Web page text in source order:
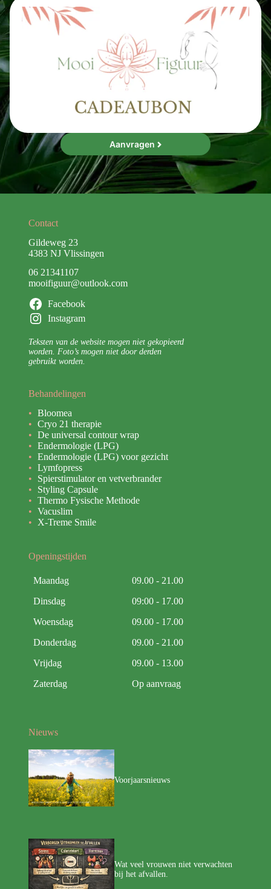
Aanvragen
Contact
Gildeweg 23
4383 NJ Vlissingen
06 21341107
mooifiguur@outlook.com
Facebook
Instagram
Teksten van de website mogen niet gekopieerd
worden. Foto’s mogen niet door derden
gebruikt worden.
Behandelingen
Bloomea
Cryo 21 therapie
De universal contour wrap
Endermologie (LPG)
Endermologie (LPG) voor gezicht
Lymfopress
Spierstimulator en vetverbrander
Styling Capsule
Thermo Fysische Methode
Vacuslim
X-Treme Smile
Openingstijden
Maandag
09.00 - 21.00
Dinsdag
09:00 - 17.00
Woensdag
09.00 - 17.00
Donderdag
09.00 - 21.00
Vrijdag
09.00 - 13.00
Zaterdag
Op aanvraag
Nieuws
Voorjaarsnieuws
Wat veel vrouwen niet verwachten
bij het afvallen.